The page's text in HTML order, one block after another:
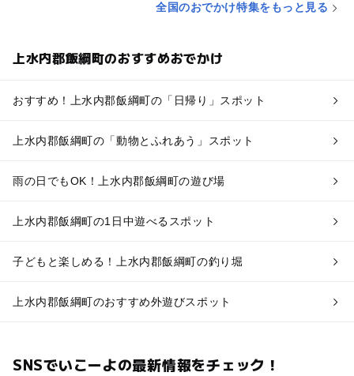
全国のおでかけ特集をもっと見る
上水内郡飯綱町のおすすめおでかけ
おすすめ！上水内郡飯綱町の「日帰り」スポット
上水内郡飯綱町の「動物とふれあう」スポット
雨の日でもOK！上水内郡飯綱町の遊び場
上水内郡飯綱町の1日中遊べるスポット
子どもと楽しめる！上水内郡飯綱町の釣り堀
上水内郡飯綱町のおすすめ外遊びスポット
SNSでいこーよの最新情報をチェック！